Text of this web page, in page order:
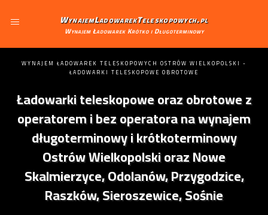
WynajemLadowarekTeleskopowych.pl
Wynajem Ładowarek Krótko i Długoterminowy
WYNAJEM ŁADOWAREK TELESKOPOWYCH OSTRÓW WIELKOPOLSKI -
ŁADOWARKI TELESKOPOWE OBROTOWE
Ładowarki teleskopowe oraz obrotowe z
operatorem i bez operatora na wynajem
długoterminowy i krótkoterminowy
Ostrów Wielkopolski oraz Nowe
Skalmierzyce, Odolanów, Przygodzice,
Raszków, Sieroszewice, Sośnie